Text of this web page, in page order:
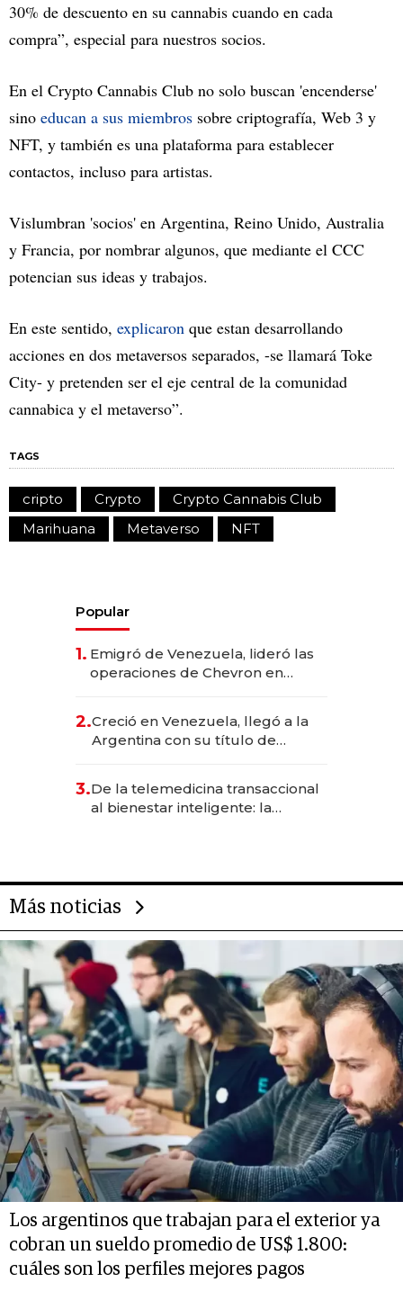
30% de descuento en su cannabis cuando en cada
compra”, especial para nuestros socios.
En el Crypto Cannabis Club no solo buscan 'encenderse'
sino educan a sus miembros sobre criptografía, Web 3 y
NFT, y también es una plataforma para establecer
contactos, incluso para artistas.
Vislumbran 'socios' en Argentina, Reino Unido, Australia
y Francia, por nombrar algunos, que mediante el CCC
potencian sus ideas y trabajos.
En este sentido, explicaron que estan desarrollando
acciones en dos metaversos separados, -se llamará Toke
City- y pretenden ser el eje central de la comunidad
cannabica y el metaverso”.
TAGS
cripto Crypto
Crypto Cannabis Club
Marihuana
Metaverso NFT
Popular
1. Emigró de Venezuela, lideró las
operaciones de Chevron en
2.Creció en Venezuela, llegó a la
Argentina con su título de
las marcas "fast premium"
3.De la telemedicina transaccional
al bienestar inteligente: la
Más noticias
Los argentinos que trabajan para el exterior ya
cobran un sueldo promedio de US$ 1.800:
cuáles son los perfiles mejores pagos